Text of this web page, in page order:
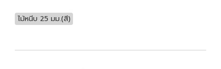
ไม้หนีบ 25 มม.(สี)